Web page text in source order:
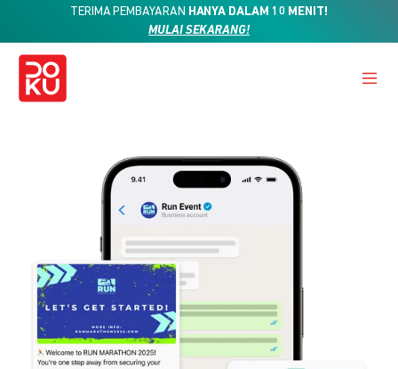
TERIMA PEMBAYARAN HANYA DALAM 10 MENIT!
MULAI SEKARANG!